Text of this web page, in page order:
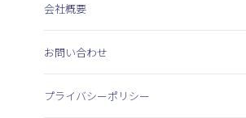
会社概要
お問い合わせ
プライバシーポリシー